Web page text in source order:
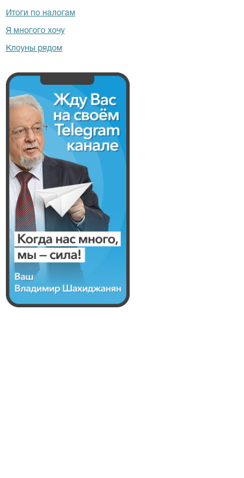
Итоги по налогам
Я многого хочу
Клоуны рядом